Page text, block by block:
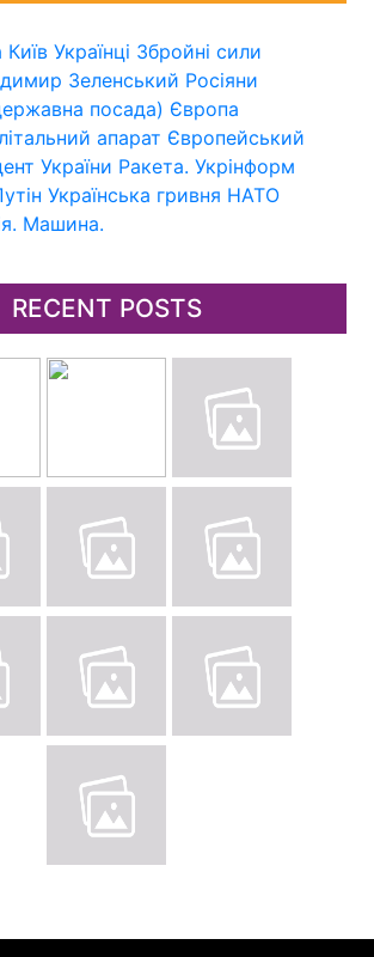
Київ Українці Збройні сили
Зеленський Росіяни
посада) Європа
апарат Європейський
України Ракета. Укрінформ
Українська гривня НАТО
Машина.
RECENT POSTS